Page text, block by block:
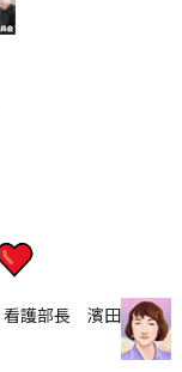
看護部長 濱田